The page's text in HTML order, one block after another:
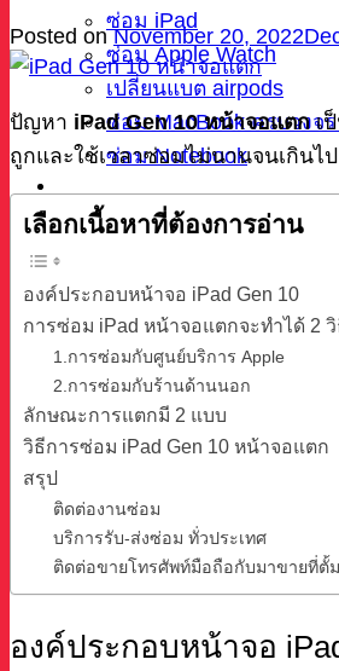
ซ่อม iPad
ซ่อม Apple Watch
เปลี่ยนแบต airpods
ซ่อม MacBook ครบวงจ
ซ่อม Notebook
บทความ
เกี่ยวกับเรา
ติดต่อ
ค้นหา
Posted onNovember 20, 2022
ปัญหา iPad Gen 10 หน้าจอแตกเ
ถูกและใช้เวลาซ่อมไม่นานจนเกินไ
เลือกเนื้อหาที่ต้องการอ่าน
องค์ประกอบหน้าจอ iPad Gen 10
การซ่อม iPad หน้าจอแตกจะทำได้ 2
1.การซ่อมกับศูนย์บริการ Apple
2.การซ่อมกับร้านด้านนอก
ลักษณะการแตกมี 2 แบบ
วิธีการซ่อม iPad Gen 10 หน้าจอแตก
สรุป
ติดต่องานซ่อม
บริการรับ-ส่งซ่อม ทั่วประเทศ
ติดต่อขายโทรศัพท์มือถือกับมาขายที่ตั้ม
องค์ประกอบหน้าจอ